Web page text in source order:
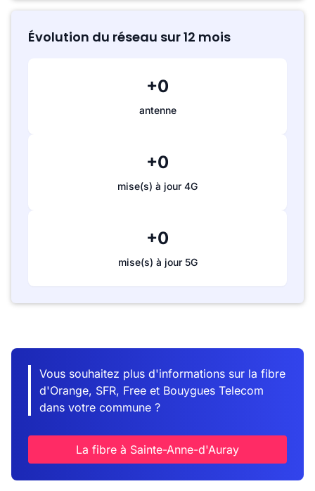
Évolution du réseau sur 12 mois
+0
antenne
+0
mise(s) à jour 4G
+0
mise(s) à jour 5G
Vous souhaitez plus d'informations sur la fibre
d'Orange, SFR, Free et Bouygues Telecom
dans votre commune ?
La fibre à Sainte-Anne-d'Auray